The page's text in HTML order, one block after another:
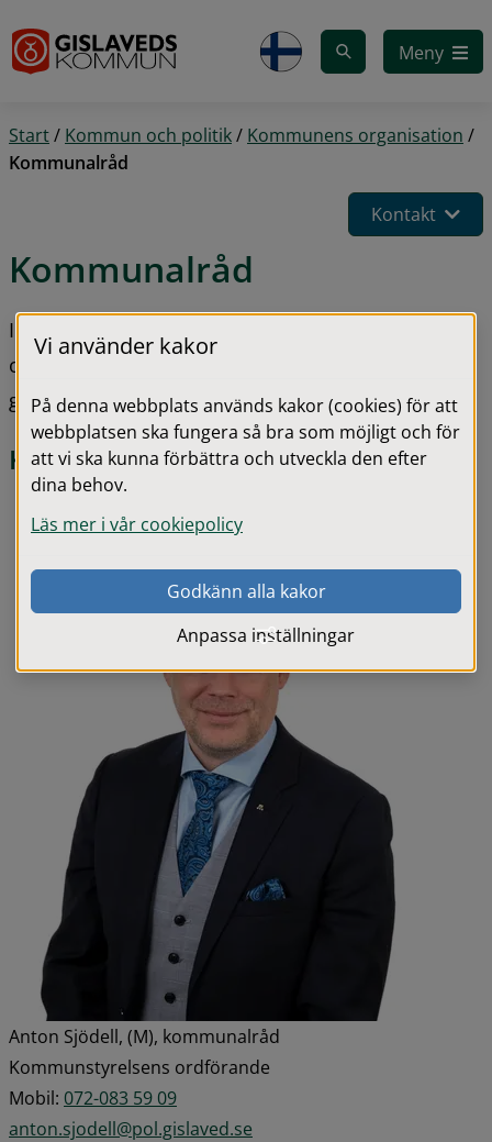
Meny
Start/ Kommun och politik/ Kommunens organisation /
Kommunalråd
Kontakt
Kommunalråd
I kommunen finns det tre kommunalråd på heltid
och två kommunalråd på halvtid. Övriga politiker
genomför sina uppdrag på sin fritid.
Kommunalråd 2023-2026
Anton Sjödell, (M), kommunalråd
Kommunstyrelsens ordförande
Mobil: 072-083 59 09
anton.sjodell@pol.gislaved.se
Vi använder kakor
På denna webbplats används kakor (cookies) för att
webbplatsen ska fungera så bra som möjligt och för
att vi ska kunna förbättra och utveckla den efter
dina behov.
Läs mer i vår cookiepolicy
Godkänn alla kakor
Anpassa inställningar